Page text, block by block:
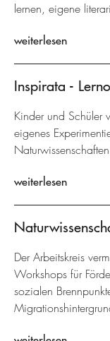
lernen, eigene
weiterlesen
Inspirata -
Kinder und Schüler
eigenes
weiterlesen
Der Arbeitskreis
Workshops für
sozialen